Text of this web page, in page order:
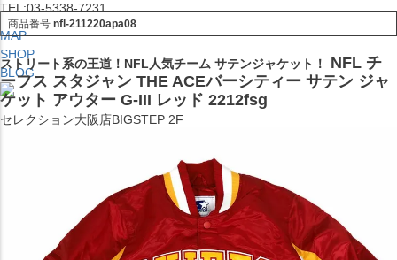
TEL:03-5338-7231
MAP
SHOP
BLOG
セレクション大阪店BIGSTEP 2F
大阪府大阪市中央区西心斎橋1丁目6番14号
TEL:06-4708-3300
商品番号 nfl-211220apa08
ストリート系の王道！NFL人気チーム サテンジャケット！
NFL チ
ーフス スタジャン THE ACEバーシティー サテン ジャ
ケット アウター G-III レッド 2212fsg